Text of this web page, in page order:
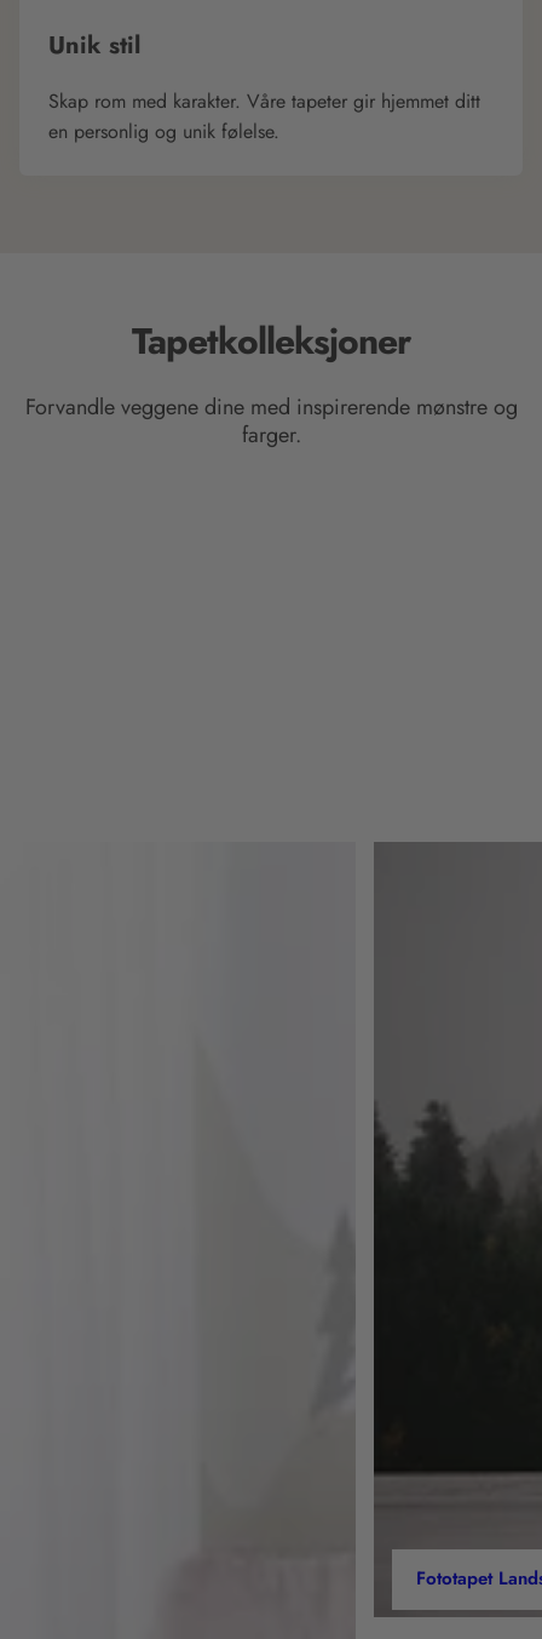
Unik stil
Skap rom med karakter. Våre tapeter gir hjemmet ditt
en personlig og unik følelse.
Tapetkolleksjoner
Forvandle veggene dine med inspirerende mønstre og
farger.
Fototapet